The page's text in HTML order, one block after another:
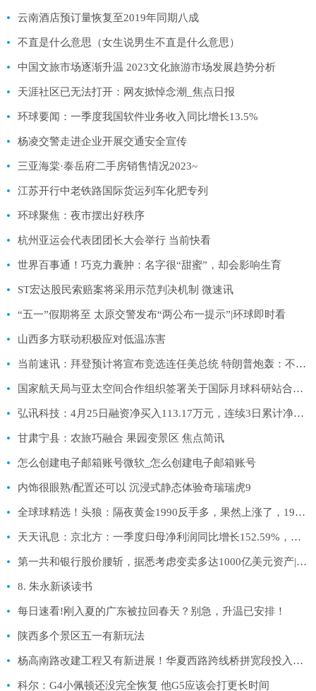
云南酒店预订量恢复至2019年同期八成
不直是什么意思（女生说男生不直是什么意思）
中国文旅市场逐渐升温 2023文化旅游市场发展趋势分析
天涯社区已无法打开：网友掀悼念潮_焦点日报
环球要闻：一季度我国软件业务收入同比增长13.5%
杨凌交警走进企业开展交通安全宣传
三亚海棠·泰岳府二手房销售情况2023~
江苏开行中老铁路国际货运列车化肥专列
环球聚焦：夜市摆出好秩序
杭州亚运会代表团团长大会举行 当前快看
世界百事通！巧克力囊肿：名字很“甜蜜”，却会影响生育
ST宏达股民索赔案将采用示范判决机制 微速讯
“五一”假期将至 太原交警发布“两公布一提示”|环球即时看
山西多方联动积极应对低温冻害
当前速讯：拜登预计将宣布竞选连任美总统 特朗普炮轰：不可想象！
国家航天局与亚太空间合作组织签署关于国际月球科研站合作联合声明
弘讯科技：4月25日融资净买入113.17万元，连续3日累计净买入825.64万元|环球实时
甘肃宁县：农旅巧融合 果园变景区 焦点简讯
怎么创建电子邮箱账号微软_怎么创建电子邮箱账号
内饰很眼熟/配置还可以 沉浸式静态体验奇瑞瑞虎9
全球球精选！头狼：隔夜黄金1990反手多，果然上涨了，1994继续多
天天讯息：京北方：一季度归母净利润同比增长152.59%，今年经营全面恢复正常
第一共和银行股价腰斩，据悉考虑变卖多达1000亿美元资产|环球头条
8. 朱永新谈读书
每日速看!刚入夏的广东被拉回春天？别急，升温已安排！
陕西多个景区五一有新玩法
杨高南路改建工程又有新进展！华夏西路跨线桥拼宽段投入使用
科尔：G4小佩顿还没完全恢复 他G5应该会打更长时间